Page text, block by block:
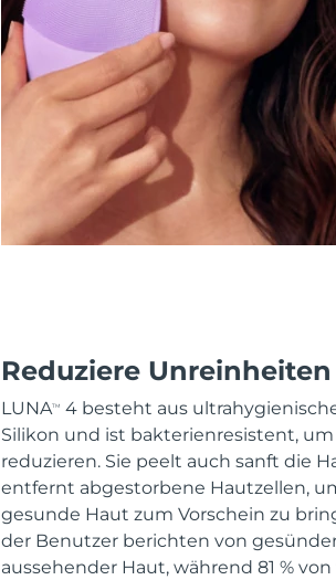
Reduziere Unreinheiten
LUNATM
4 besteht aus
Silikon und ist bakterienresistent, um
reduzieren. Sie peelt auch sanft die
entfernt abgestorbene Hautzellen,
gesunde Haut zum Vorschein zu
der Benutzer berichten von
aussehender Haut, während 81 %